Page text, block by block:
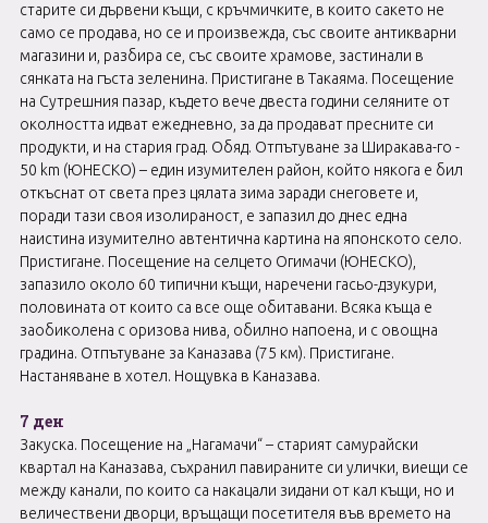
старите си дървени къщи, с кръчмичките, в които сакето не
само се продава, но се и произвежда, със своите антикварни
магазини и, разбира се, със своите храмове, застинали в
сянката на гъста зеленина. Пристигане в Такаяма. Посещение
на Сутрешния пазар, където вече двеста години селяните от
околността идват ежедневно, за да продават пресните си
продукти, и на стария град. Обяд. Отпътуване за Ширакава-го -
50 km (ЮНЕСКО) – един изумителен район, който някога е бил
откъснат от света през цялата зима заради снеговете и,
поради тази своя изолираност, е запазил до днес една
наистина изумително автентична картина на японското село.
Пристигане. Посещение на селцето Огимачи (ЮНЕСКО),
запазило около 60 типични къщи, наречени гасьо-дзукури,
половината от които са все още обитавани. Всяка къща е
заобиколена с оризова нива, обилно напоена, и с овощна
градина. Отпътуване за Каназава (75 км). Пристигане.
Настаняване в хотел. Нощувка в Каназава.
7 ден
Закуска. Посещение на „Нагамачи“ – старият самурайски
квартал на Каназава, съхранил павираните си улички, виещи се
между канали, по които са накацали зидани от кал къщи, но и
величествени дворци, връщащи посетителя във времето на